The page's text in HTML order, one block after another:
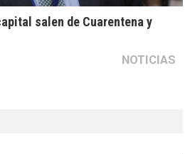
salen de Cuarentena y
NOTICIAS